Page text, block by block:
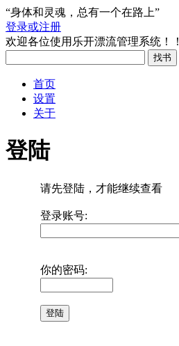
“身体和灵魂，总有一个在路上”
登录或注册
欢迎各位使用乐开漂流管理系统！！
首页
设置
关于
登陆
请先登陆，才能继续查看
登录账号:
你的密码: